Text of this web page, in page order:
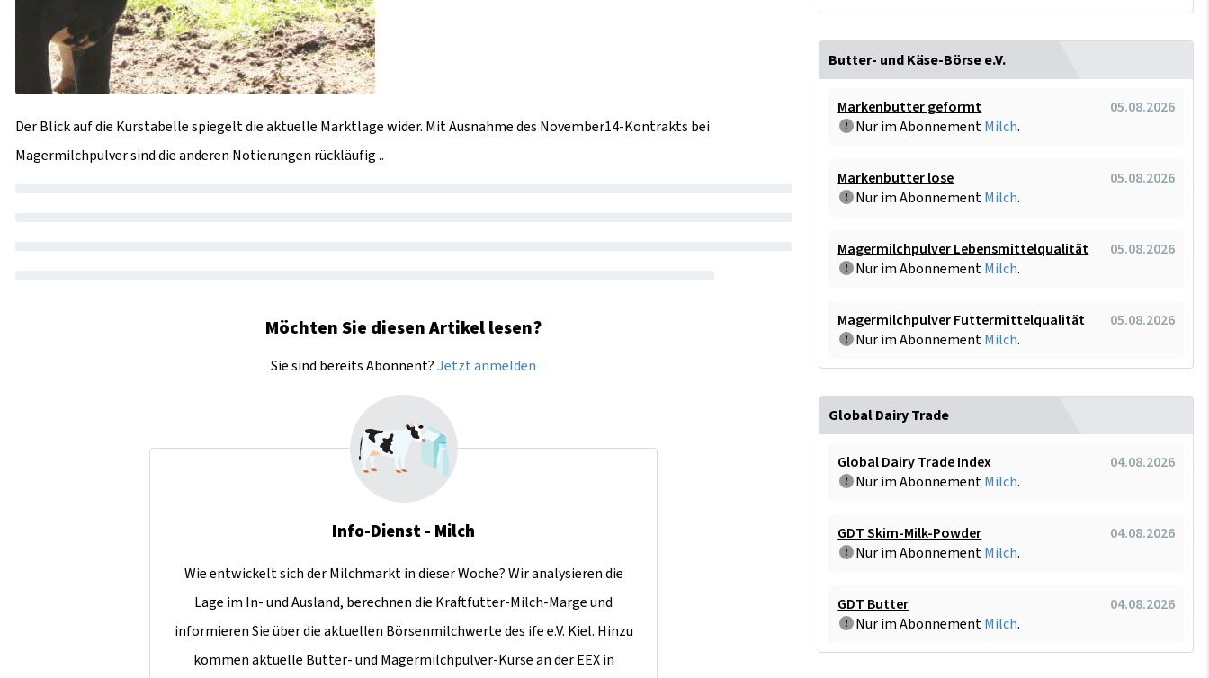
Der Blick auf die Kurstabelle spiegelt die aktuelle Marktlage wider. Mit Ausnahme des November14-Kontrakts bei
Magermilchpulver sind die anderen Notierungen rückläufig ..
Möchten Sie diesen Artikel lesen?
Sie sind bereits Abonnent?Jetzt anmelden
Info-Dienst - Milch
Wie entwickelt sich der Milchmarkt in dieser Woche? Wir analysieren die
Lage im In- und Ausland, berechnen die Kraftfutter-Milch-Marge und
informieren Sie über die aktuellen Börsenmilchwerte des ife e.V. Kiel. Hinzu
kommen aktuelle Butter- und Magermilchpulver-Kurse an der EEX in
Butter- und Käse-Börse e.V.
Markenbutter geformt
05.08.2026
Nur im AbonnementMilch.
Markenbutter lose
05.08.2026
Nur im AbonnementMilch.
Magermilchpulver Lebensmittelqualität
05.08.2026
Nur im AbonnementMilch.
Magermilchpulver Futtermittelqualität
05.08.2026
Nur im AbonnementMilch.
Global Dairy Trade
Global Dairy Trade Index
04.08.2026
Nur im AbonnementMilch.
GDT Skim-Milk-Powder
04.08.2026
Nur im AbonnementMilch.
GDT Butter
04.08.2026
Nur im AbonnementMilch.